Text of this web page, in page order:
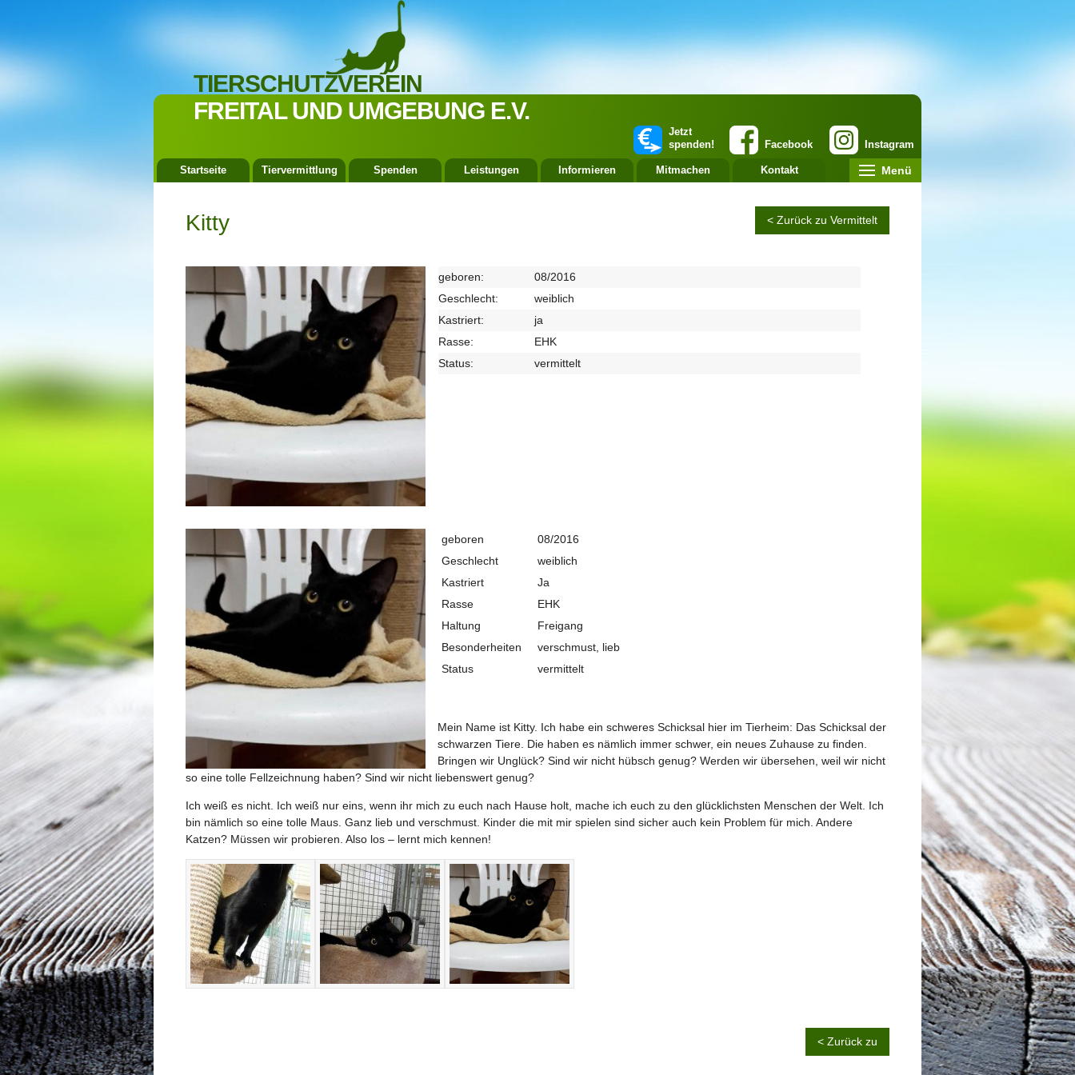
TIERSCHUTZVEREIN
FREITAL UND UMGEBUNG E.V.
Instagram
Facebook
Jetzt
spenden!
Startseite Tiervermittlung Spenden Leistungen Informieren Mitmachen Kontakt Menü
Kitty < Zurück zu Vermittelt
geboren:
08/2016
Geschlecht:
weiblich
Kastriert:
ja
Rasse:
EHK
Status:
vermittelt
geboren
08/2016
Geschlecht
weiblich
Kastriert
Ja
Rasse
EHK
Haltung
Freigang
Besonderheiten
verschmust, lieb
Status
vermittelt
Mein Name ist Kitty. Ich habe ein schweres Schicksal hier im Tierheim: Das Schicksal der
schwarzen Tiere. Die haben es nämlich immer schwer, ein neues Zuhause zu finden.
Bringen wir Unglück? Sind wir nicht hübsch genug? Werden wir übersehen, weil wir nicht
so eine tolle Fellzeichnung haben? Sind wir nicht liebenswert genug?
Ich weiß es nicht. Ich weiß nur eins, wenn ihr mich zu euch nach Hause holt, mache ich euch zu den glücklichsten Menschen der Welt. Ich
bin nämlich so eine tolle Maus. Ganz lieb und verschmust. Kinder die mit mir spielen sind sicher auch kein Problem für mich. Andere
Katzen? Müssen wir probieren. Also los – lernt mich kennen!
< Zurück zu